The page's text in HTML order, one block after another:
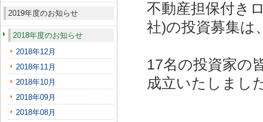
2019年度のお知らせ
2018年度のお知らせ
2018年12月
2018年11月
2018年10月
2018年09月
2018年08月
不動産担保付き
社)の投資募集は
17名の投資家の
成立いたしまし